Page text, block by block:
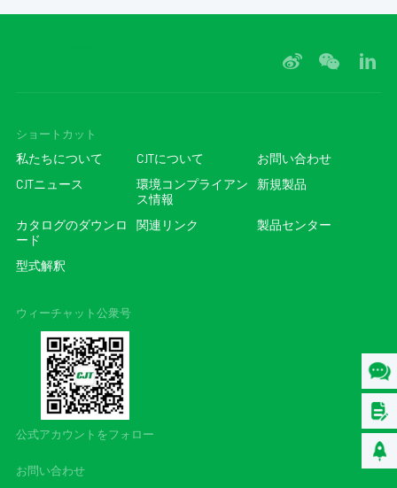
お問い合わせ
ショートカット
私たちについて CJTについて お問い合わせ
CJTニュース
環境コンプライアン
ス情報
新規製品
カタログのダウンロ
ード
関連リンク 製品センター
型式解釈
ウィーチャット公衆号
公式アカウントをフォロー